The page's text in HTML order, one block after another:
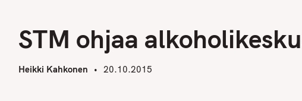
S
STM ohjaa
Heikki Kahkonen 20.10.2015